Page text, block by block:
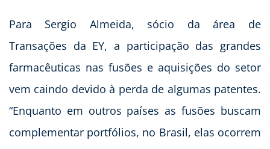
Para Sergio Almeida, sócio da área de
Transações da EY, a participação das grandes
farmacêuticas nas fusões e aquisições do setor
vem caindo devido à perda de algumas patentes.
“Enquanto em outros países as fusões buscam
complementar portfólios, no Brasil, elas ocorrem